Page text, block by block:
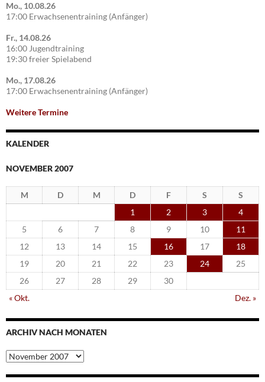
Mo., 10.08.26
17:00 Erwachsenentraining (Anfänger)
Fr., 14.08.26
16:00 Jugendtraining
19:30 freier Spielabend
Mo., 17.08.26
17:00 Erwachsenentraining (Anfänger)
Weitere Termine
KALENDER
NOVEMBER 2007
M D M D F S
S
1
2 3
4
5
6 7 8 9 10
11
12
13 14 15 16 17
18
19
20 21 22 23 24
25
26
27 28 29
30
« Okt.
Dez. »
ARCHIV NACH MONATEN
Archiv
nach
Monaten